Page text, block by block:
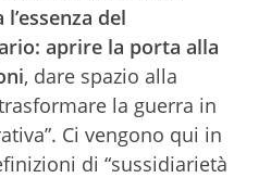
del
aprire la porta alla
, dare spazio alla
la guerra in
Ci vengono qui in
di “sussidiarietà